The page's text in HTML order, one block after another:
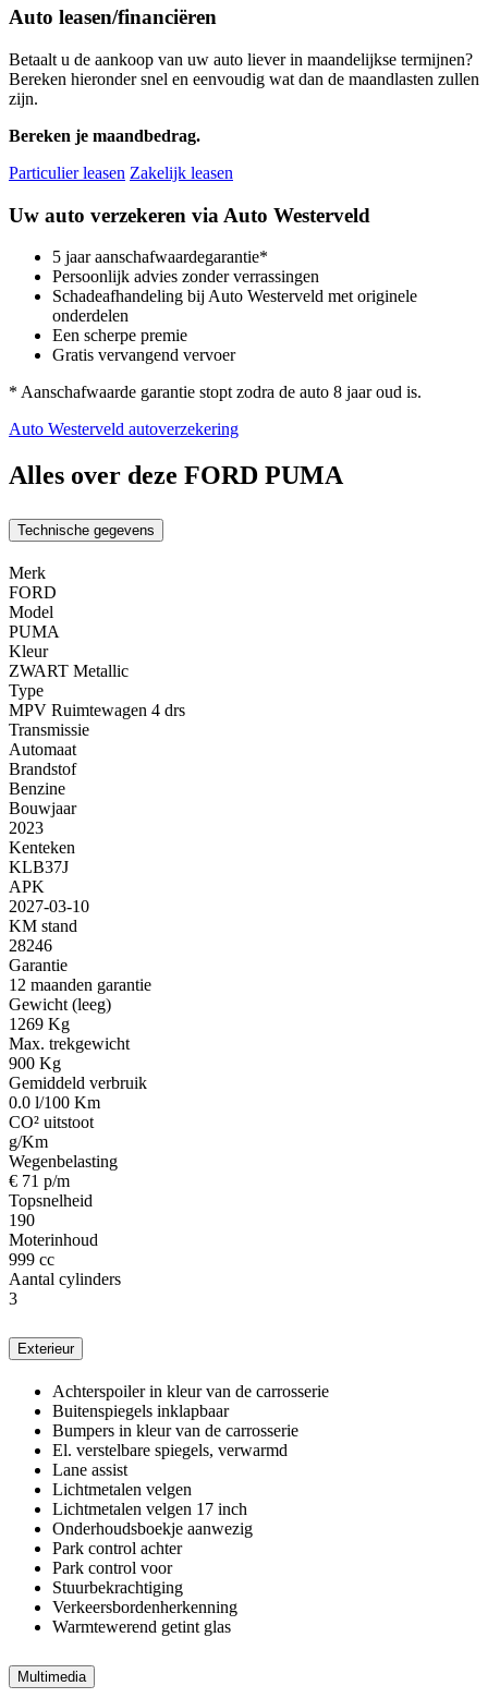
Auto leasen/financiëren
Betaalt u de aankoop van uw auto liever in maandelijkse termijnen?
Bereken hieronder snel en eenvoudig wat dan de maandlasten zullen
zijn.
Bereken je maandbedrag.
Particulier leasen Zakelijk leasen
Uw auto verzekeren via Auto Westerveld
5 jaar aanschafwaardegarantie*
Persoonlijk advies zonder verrassingen
Schadeafhandeling bij Auto Westerveld met originele
onderdelen
Een scherpe premie
Gratis vervangend vervoer
* Aanschafwaarde garantie stopt zodra de auto 8 jaar oud is.
Auto Westerveld autoverzekering
Alles over deze FORD PUMA
Technische gegevens
Merk
FORD
Model
PUMA
Kleur
ZWART Metallic
Type
MPV Ruimtewagen 4 drs
Transmissie
Automaat
Brandstof
Benzine
Bouwjaar
2023
Kenteken
KLB37J
APK
2027-03-10
KM stand
28246
Garantie
12 maanden garantie
Gewicht (leeg)
1269 Kg
Max. trekgewicht
900 Kg
Gemiddeld verbruik
0.0 l/100 Km
CO² uitstoot
g/Km
Wegenbelasting
€ 71 p/m
Topsnelheid
190
Moterinhoud
999 cc
Aantal cylinders
3
Exterieur
Achterspoiler in kleur van de carrosserie
Buitenspiegels inklapbaar
Bumpers in kleur van de carrosserie
El. verstelbare spiegels, verwarmd
Lane assist
Lichtmetalen velgen
Lichtmetalen velgen 17 inch
Onderhoudsboekje aanwezig
Park control achter
Park control voor
Stuurbekrachtiging
Verkeersbordenherkenning
Warmtewerend getint glas
Multimedia